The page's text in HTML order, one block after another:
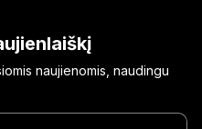
naujienomis, naudingu